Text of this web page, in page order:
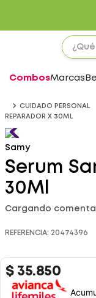
CombosMarcas
CUIDADO PERSONAL
REPARADOR X 30ML
Samy
Serum
30Ml
Cargando
REFERENCIA: 20474396
$ 35.850